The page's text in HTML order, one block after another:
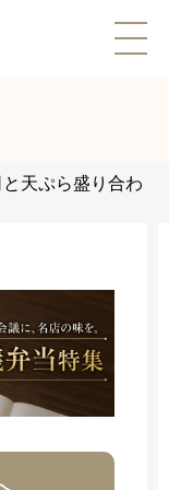
天ぷら盛り合わ